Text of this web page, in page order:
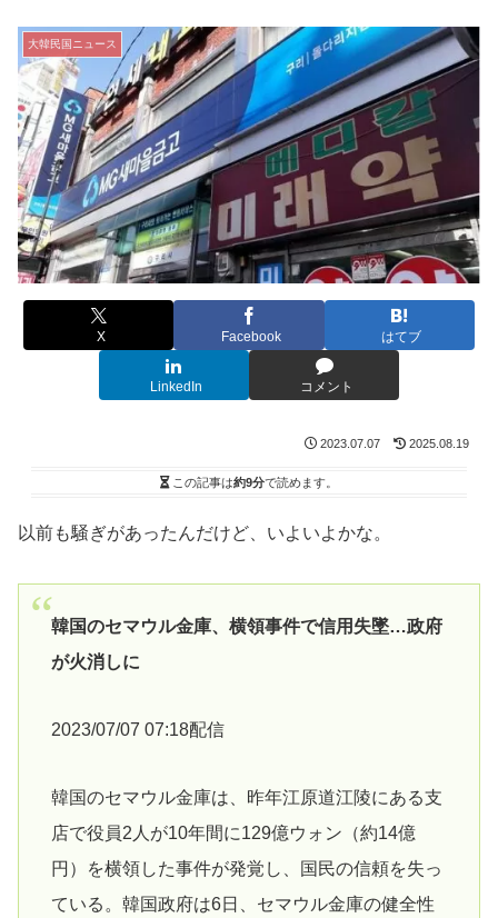
大韓民国ニュース
X Facebook はてブ
LinkedIn コメント
2023.07.07 2025.08.19
この記事は約9分で読めます。
以前も騒ぎがあったんだけど、いよいよかな。
韓国のセマウル金庫、横領事件で信用失墜…政府
が火消しに
2023/07/07 07:18配信
韓国のセマウル金庫は、昨年江原道江陵にある支
店で役員2人が10年間に129億ウォン（約14億
円）を横領した事件が発覚し、国民の信頼を失っ
ている。韓国政府は6日、セマウル金庫の健全性